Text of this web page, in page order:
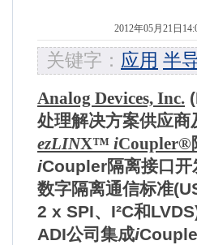
2012年05月21日
关键字： 应用 半
Analog Devices, Inc.
处理解决方案供应商
ezLINX™ iCoupler®
iCoupler隔离接口
数字隔离通信标准
2 x SPI、 I²C和
ADI公司集成i